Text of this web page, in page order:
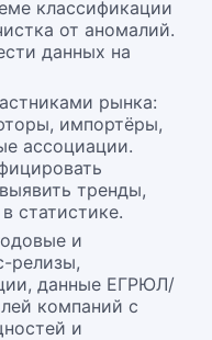
классификации
от аномалий.
данных на
рынка:
импортёры,
ассоциации.
тренды,
статистике.
и
релизы,
данные ЕГРЮЛ/
компаний с
и